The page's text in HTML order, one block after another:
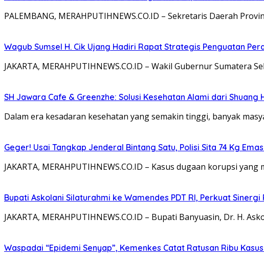
PALEMBANG, MERAHPUTIHNEWS.CO.ID – Sekretaris Daerah
Wagub Sumsel H. Cik Ujang Hadiri Rapat Strategis Penguatan
JAKARTA, MERAHPUTIHNEWS.CO.ID – Wakil Gubernur
SH Jawara Cafe & Greenzhe: Solusi Kesehatan Alami dari Shuang
Dalam era kesadaran kesehatan yang semakin tinggi, banyak
Geger! Usai Tangkap Jenderal Bintang Satu, Polisi Sita 74 Kg
JAKARTA, MERAHPUTIHNEWS.CO.ID – Kasus dugaan korupsi
Bupati Askolani Silaturahmi ke Wamendes PDT RI, Perkuat
JAKARTA, MERAHPUTIHNEWS.CO.ID – Bupati Banyuasin, Dr. H.
Waspadai “Epidemi Senyap”, Kemenkes Catat Ratusan Ribu